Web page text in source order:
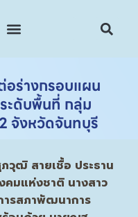
อร่างกรอบแผน
ะดับพื้นที่ กลุ่ม
จังหวัดจันทบุรี
วุฒิ สายเชื้อ ประธาน
คมแห่งชาติ นางสาว
ารสภาพัฒนาการ